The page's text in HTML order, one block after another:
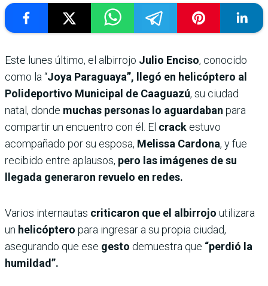
Este lunes último, el albirrojo Julio Enciso, conocido
como la “Joya Paraguaya”, llegó en helicóptero al
Polideportivo Municipal de Caaguazú, su ciudad
natal, donde muchas personas lo aguardaban para
compartir un encuentro con él. El crack estuvo
acompañado por su esposa, Melissa Cardona, y fue
recibido entre aplausos, pero las imágenes de su
llegada generaron revuelo en redes.
Varios internautas criticaron que el albirrojo utilizara
un helicóptero para ingresar a su propia ciudad,
asegurando que ese gesto demuestra que “perdió la
humildad”.